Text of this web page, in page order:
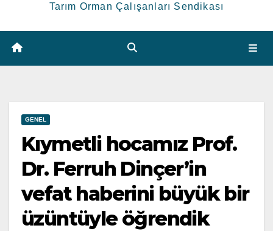
Tarım Orman Çalışanları Sendikası
GENEL
Kıymetli hocamız Prof.
Dr. Ferruh Dinçer’in
vefat haberini büyük bir
üzüntüyle öğrendik